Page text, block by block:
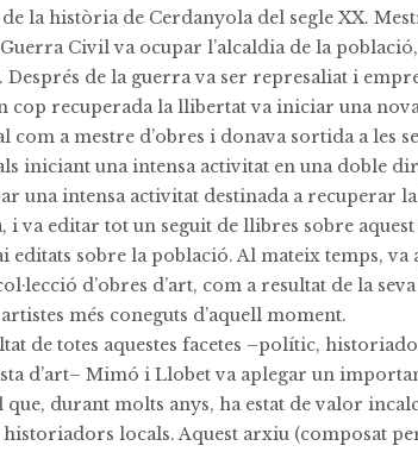
la història de Cerdanyola del segle XX.
Guerra Civil va ocupar l’alcaldia de la
Després de la guerra va ser represaliat i
cop recuperada la llibertat va iniciar una
com a mestre d’obres i donava sortida a les
iniciant una intensa activitat en una doble
una intensa activitat destinada a recuperar
i va editar tot un seguit de llibres sobre aquest
editats sobre la població. Al mateix temps, va
d’obres d’art, com a resultat de la
més coneguts d’aquell moment.
de totes aquestes facetes –polític,
d’art– Mimó i Llobet va aplegar un
que, durant molts anys, ha estat de valor
locals. Aquest arxiu (composat